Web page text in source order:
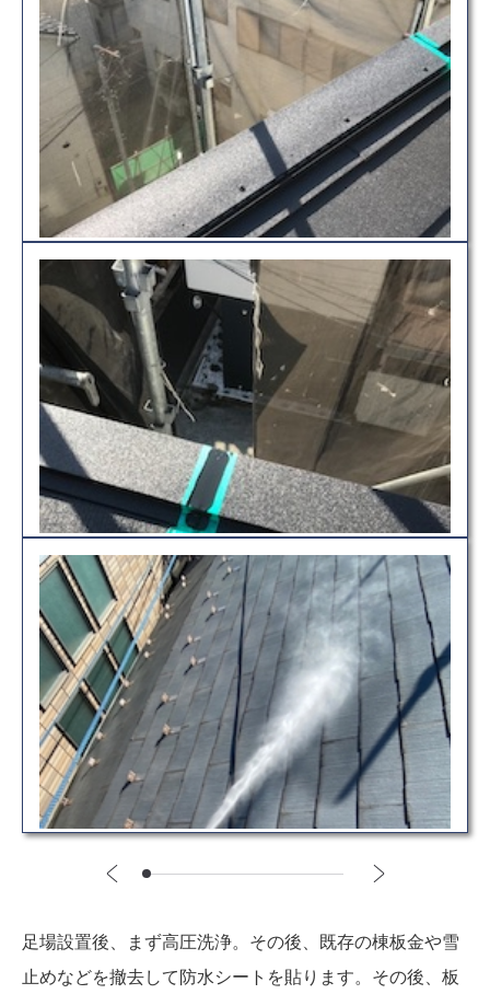
足場設置後、まず高圧洗浄。その後、既存の棟板金や雪
止めなどを撤去して防水シートを貼ります。その後、板